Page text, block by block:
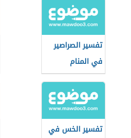
تفسير الصراصير
في المنام
تفسير الخس في